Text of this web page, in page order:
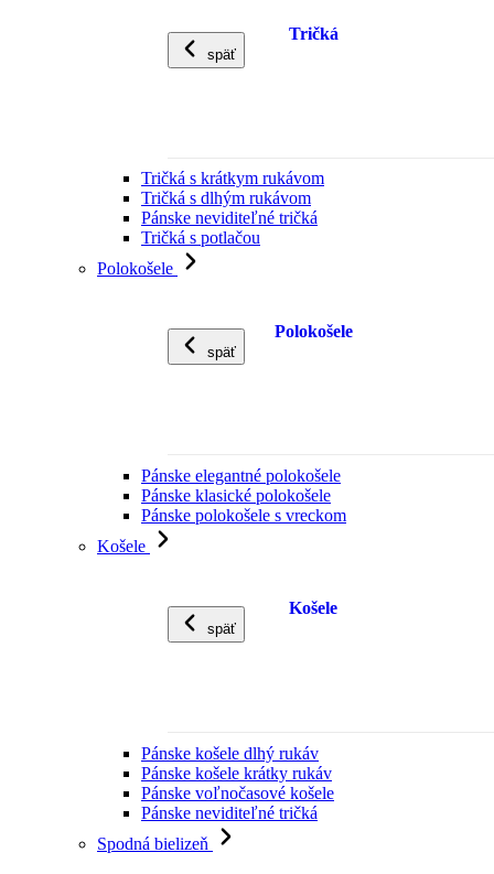
späť
Tričká
Tričká s krátkym rukávom
Tričká s dlhým rukávom
Pánske neviditeľné tričká
Tričká s potlačou
Polokošele
späť
Polokošele
Pánske elegantné polokošele
Pánske klasické polokošele
Pánske polokošele s vreckom
Košele
späť
Košele
Pánske košele dlhý rukáv
Pánske košele krátky rukáv
Pánske voľnočasové košele
Pánske neviditeľné tričká
Spodná bielizeň